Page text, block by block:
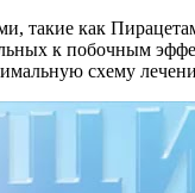
такие как
к побочным
схему